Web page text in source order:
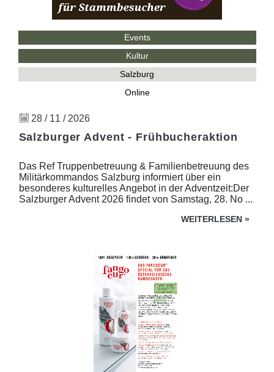
Events
Kultur
Salzburg
Online
28 / 11 / 2026
Salzburger Advent - Frühbucheraktion
Das Ref Truppenbetreuung & Familienbetreuung des
Militärkommandos Salzburg informiert über ein
besonderes kulturelles Angebot in der Adventzeit:Der
Salzburger Advent 2026 findet von Samstag, 28. No ...
WEITERLESEN »